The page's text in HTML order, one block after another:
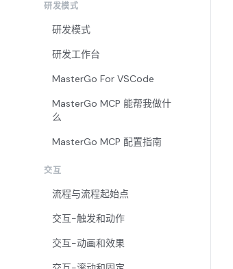
研发模式
研发模式
研发工作台
MasterGo For VSCode
MasterGo MCP 能帮我做什
么
MasterGo MCP 配置指南
交互
流程与流程起始点
交互-触发和动作
交互-动画和效果